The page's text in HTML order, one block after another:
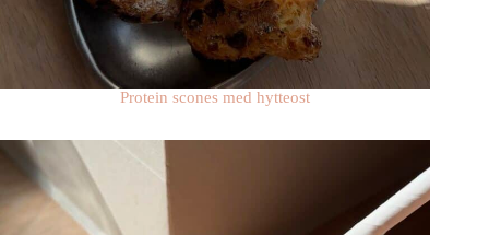
Protein scones med hytteost